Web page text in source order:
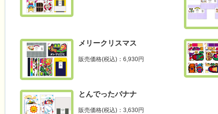
メリークリスマス
販売価格(税込)：6,930円
とんでったバナナ
販売価格(税込)：3,630円